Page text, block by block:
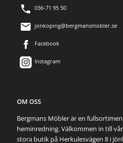
036-71 95 50
jonkoping@bergmansmobler.se
Facebook
Instagram
OM OSS
Bergmans Möbler är en
heminredning. Välkommen in till
stora butik på Herkulesvägen 8 i